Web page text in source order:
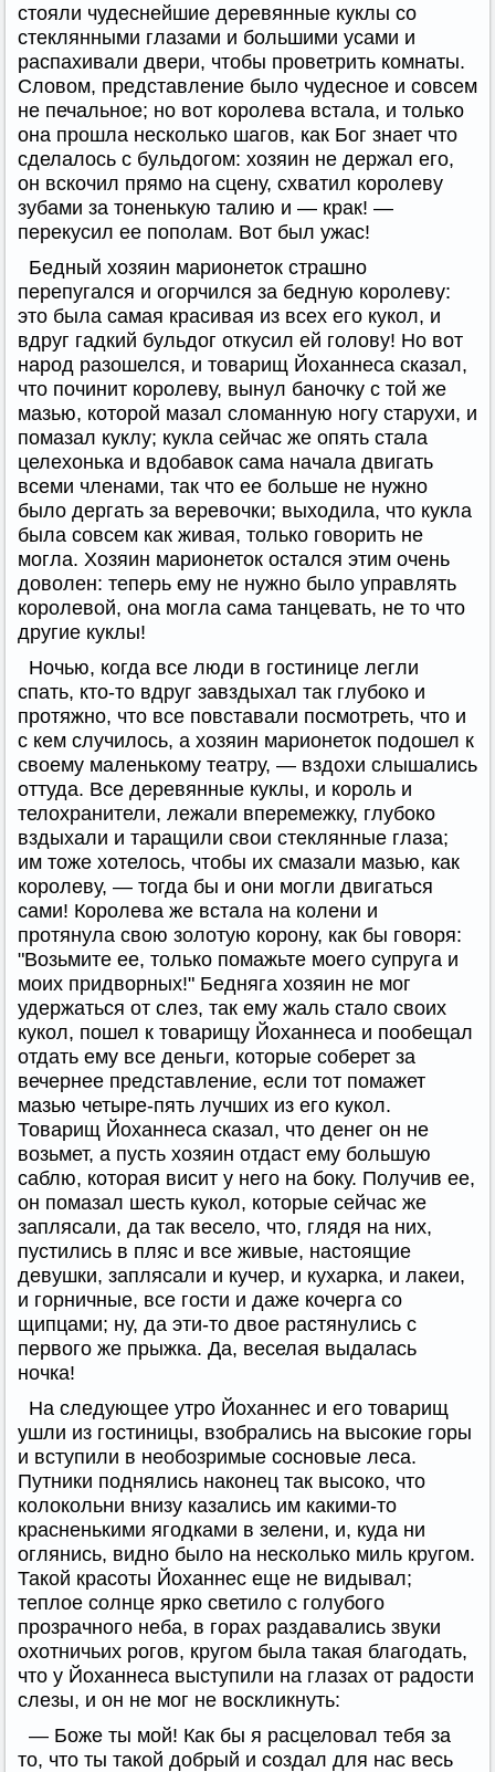
стояли чудеснейшие деревянные куклы со
стеклянными глазами и большими усами и
распахивали двери, чтобы проветрить комнаты.
Словом, представление было чудесное и совсем
не печальное; но вот королева встала, и только
она прошла несколько шагов, как Бог знает что
сделалось с бульдогом: хозяин не держал его,
он вскочил прямо на сцену, схватил королеву
зубами за тоненькую талию и — крак! —
перекусил ее пополам. Вот был ужас!
Бедный хозяин марионеток страшно
перепугался и огорчился за бедную королеву:
это была самая красивая из всех его кукол, и
вдруг гадкий бульдог откусил ей голову! Но вот
народ разошелся, и товарищ Йоханнеса сказал,
что починит королеву, вынул баночку с той же
мазью, которой мазал сломанную ногу старухи, и
помазал куклу; кукла сейчас же опять стала
целехонька и вдобавок сама начала двигать
всеми членами, так что ее больше не нужно
было дергать за веревочки; выходила, что кукла
была совсем как живая, только говорить не
могла. Хозяин марионеток остался этим очень
доволен: теперь ему не нужно было управлять
королевой, она могла сама танцевать, не то что
другие куклы!
Ночью, когда все люди в гостинице легли
спать, кто-то вдруг завздыхал так глубоко и
протяжно, что все повставали посмотреть, что и
с кем случилось, а хозяин марионеток подошел к
своему маленькому театру, — вздохи слышались
оттуда. Все деревянные куклы, и король и
телохранители, лежали вперемежку, глубоко
вздыхали и таращили свои стеклянные глаза;
им тоже хотелось, чтобы их смазали мазью, как
королеву, — тогда бы и они могли двигаться
сами! Королева же встала на колени и
протянула свою золотую корону, как бы говоря:
"Возьмите ее, только помажьте моего супруга и
моих придворных!" Бедняга хозяин не мог
удержаться от слез, так ему жаль стало своих
кукол, пошел к товарищу Йоханнеса и пообещал
отдать ему все деньги, которые соберет за
вечернее представление, если тот помажет
мазью четыре-пять лучших из его кукол.
Товарищ Йоханнеса сказал, что денег он не
возьмет, а пусть хозяин отдаст ему большую
саблю, которая висит у него на боку. Получив ее,
он помазал шесть кукол, которые сейчас же
заплясали, да так весело, что, глядя на них,
пустились в пляс и все живые, настоящие
девушки, заплясали и кучер, и кухарка, и лакеи,
и горничные, все гости и даже кочерга со
щипцами; ну, да эти-то двое растянулись с
первого же прыжка. Да, веселая выдалась
ночка!
На следующее утро Йоханнес и его товарищ
ушли из гостиницы, взобрались на высокие горы
и вступили в необозримые сосновые леса.
Путники поднялись наконец так высоко, что
колокольни внизу казались им какими-то
красненькими ягодками в зелени, и, куда ни
оглянись, видно было на несколько миль кругом.
Такой красоты Йоханнес еще не видывал;
теплое солнце ярко светило с голубого
прозрачного неба, в горах раздавались звуки
охотничьих рогов, кругом была такая благодать,
что у Йоханнеса выступили на глазах от радости
слезы, и он не мог не воскликнуть:
— Боже ты мой! Как бы я расцеловал тебя за
то, что ты такой добрый и создал для нас весь